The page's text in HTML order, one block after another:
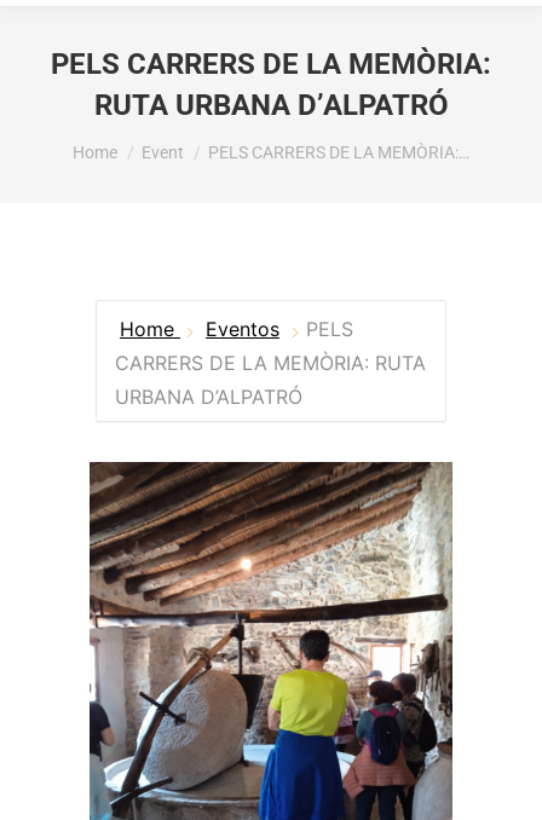
PELS CARRERS DE LA MEMÒRIA:
RUTA URBANA D’ALPATRÓ
You are here:
Home Event PELS CARRERS DE LA MEMÒRIA:…
Home Eventos
PELS
CARRERS DE LA MEMÒRIA: RUTA
URBANA D’ALPATRÓ